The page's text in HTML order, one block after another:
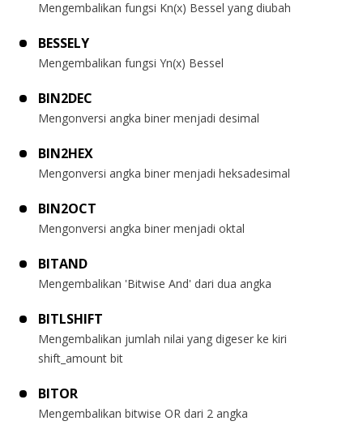
Mengembalikan fungsi Kn(x) Bessel yang diubah
BESSELY
Mengembalikan fungsi Yn(x) Bessel
BIN2DEC
Mengonversi angka biner menjadi desimal
BIN2HEX
Mengonversi angka biner menjadi heksadesimal
BIN2OCT
Mengonversi angka biner menjadi oktal
BITAND
Mengembalikan 'Bitwise And' dari dua angka
BITLSHIFT
Mengembalikan jumlah nilai yang digeser ke kiri
shift_amount bit
BITOR
Mengembalikan bitwise OR dari 2 angka